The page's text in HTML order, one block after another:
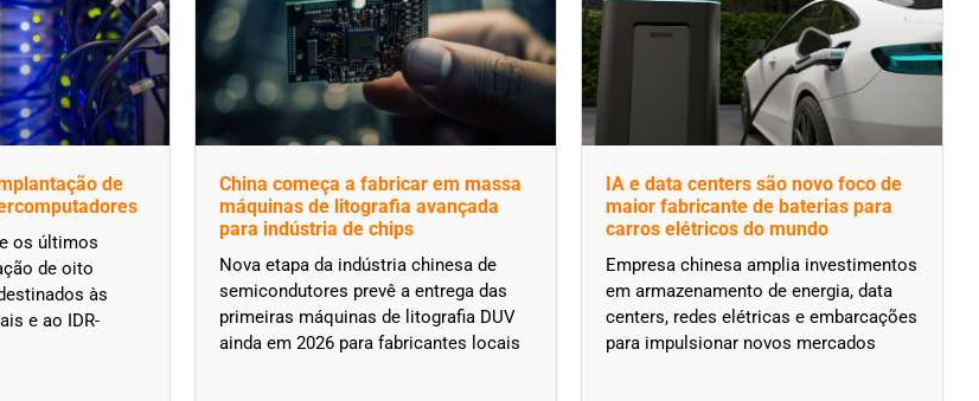
de
os últimos
de oito
às
e ao IDR-
China começa a fabricar em massa
máquinas de litografia avançada
para indústria de chips
Nova etapa da indústria chinesa de
semicondutores prevê a entrega das
primeiras máquinas de litografia DUV
ainda em 2026 para fabricantes locais
IA e data centers são novo foco de
maior fabricante de baterias para
carros elétricos do mundo
Empresa chinesa amplia investimentos
em armazenamento de energia, data
centers, redes elétricas e embarcações
para impulsionar novos mercados